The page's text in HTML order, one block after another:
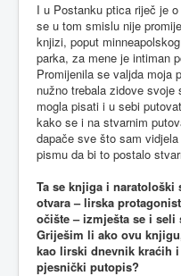
I u Postanku ptica riječ je
se u tom smislu nije
knjizi, poput
parka, za mene je intiman
Promijenila se valjda moja
nužno trebala zidove
mogla pisati i u sebi
kako se i na stvarnim
dapače sve što sam
pismu da bi to postalo
Ta se knjiga i naratološki
otvara – lirska
očište – izmješta se i seli
Griješim li ako ovu
kao lirski dnevnik kraćih
pjesnički putopis?